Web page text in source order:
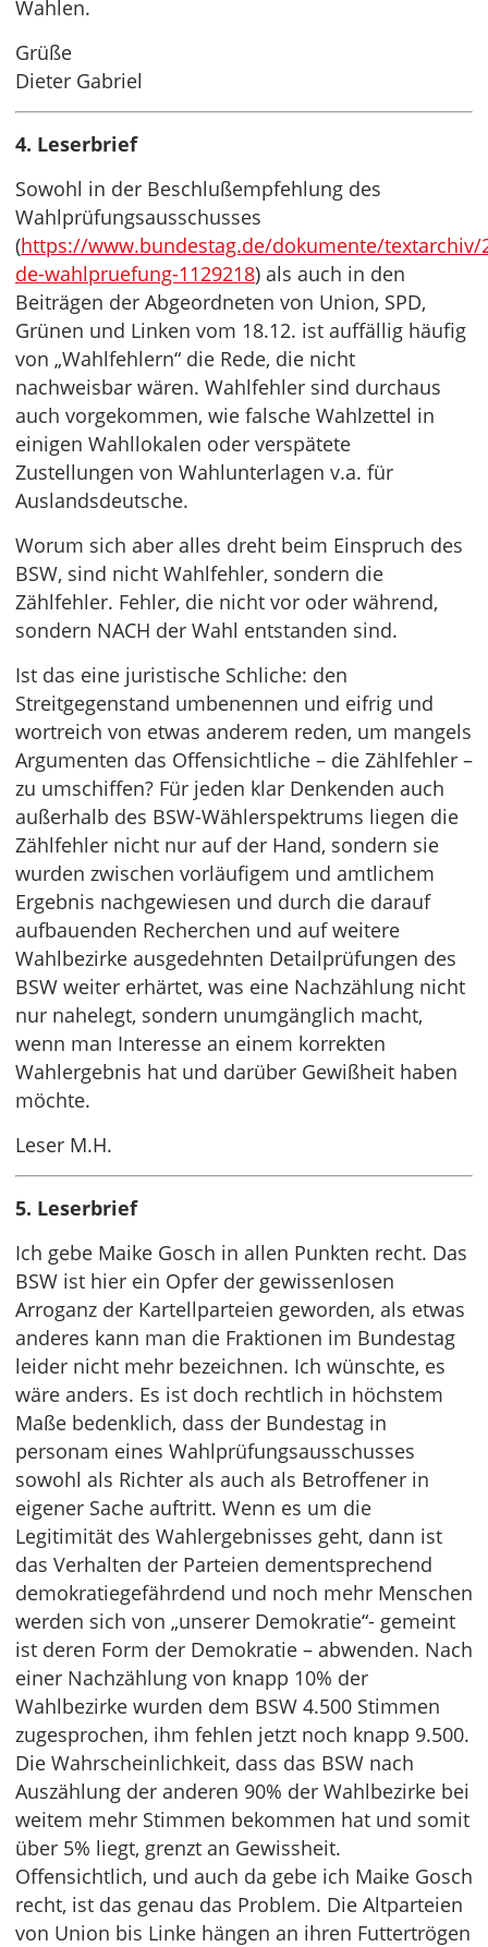
Wahlen.
Grüße
Dieter Gabriel
4. Leserbrief
Sowohl in der Beschlußempfehlung des
Wahlprüfungsausschusses
(https://www.bundestag.de/dokumente/textarchiv/
de-wahlpruefung-1129218) als auch in den
Beiträgen der Abgeordneten von Union, SPD,
Grünen und Linken vom 18.12. ist auffällig häufig
von „Wahlfehlern“ die Rede, die nicht
nachweisbar wären. Wahlfehler sind durchaus
auch vorgekommen, wie falsche Wahlzettel in
einigen Wahllokalen oder verspätete
Zustellungen von Wahlunterlagen v.a. für
Auslandsdeutsche.
Worum sich aber alles dreht beim Einspruch des
BSW, sind nicht Wahlfehler, sondern die
Zählfehler. Fehler, die nicht vor oder während,
sondern NACH der Wahl entstanden sind.
Ist das eine juristische Schliche: den
Streitgegenstand umbenennen und eifrig und
wortreich von etwas anderem reden, um mangels
Argumenten das Offensichtliche – die Zählfehler –
zu umschiffen? Für jeden klar Denkenden auch
außerhalb des BSW-Wählerspektrums liegen die
Zählfehler nicht nur auf der Hand, sondern sie
wurden zwischen vorläufigem und amtlichem
Ergebnis nachgewiesen und durch die darauf
aufbauenden Recherchen und auf weitere
Wahlbezirke ausgedehnten Detailprüfungen des
BSW weiter erhärtet, was eine Nachzählung nicht
nur nahelegt, sondern unumgänglich macht,
wenn man Interesse an einem korrekten
Wahlergebnis hat und darüber Gewißheit haben
möchte.
Leser M.H.
5. Leserbrief
Ich gebe Maike Gosch in allen Punkten recht. Das
BSW ist hier ein Opfer der gewissenlosen
Arroganz der Kartellparteien geworden, als etwas
anderes kann man die Fraktionen im Bundestag
leider nicht mehr bezeichnen. Ich wünschte, es
wäre anders. Es ist doch rechtlich in höchstem
Maße bedenklich, dass der Bundestag in
personam eines Wahlprüfungsausschusses
sowohl als Richter als auch als Betroffener in
eigener Sache auftritt. Wenn es um die
Legitimität des Wahlergebnisses geht, dann ist
das Verhalten der Parteien dementsprechend
demokratiegefährdend und noch mehr Menschen
werden sich von „unserer Demokratie“- gemeint
ist deren Form der Demokratie – abwenden. Nach
einer Nachzählung von knapp 10% der
Wahlbezirke wurden dem BSW 4.500 Stimmen
zugesprochen, ihm fehlen jetzt noch knapp 9.500.
Die Wahrscheinlichkeit, dass das BSW nach
Auszählung der anderen 90% der Wahlbezirke bei
weitem mehr Stimmen bekommen hat und somit
über 5% liegt, grenzt an Gewissheit.
Offensichtlich, und auch da gebe ich Maike Gosch
recht, ist das genau das Problem. Die Altparteien
von Union bis Linke hängen an ihren Futtertrögen